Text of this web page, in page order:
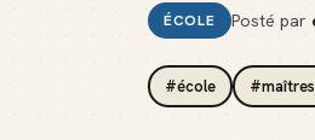
ÉCOLE Posté par
#école